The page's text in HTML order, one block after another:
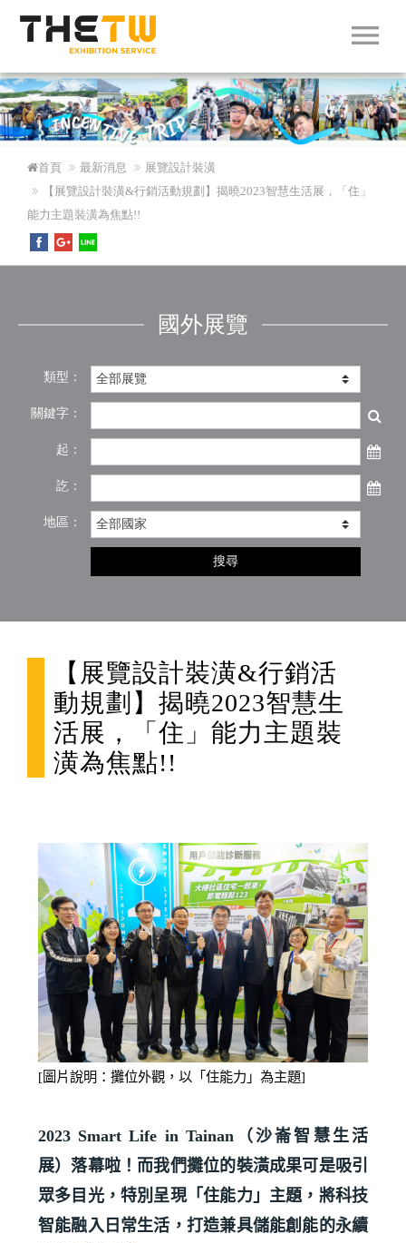
menu
首頁 最新消息
展覽設計裝潢
【展覽設計裝潢&行銷活動規劃】揭曉2023智慧生活展，「住」
能力主題裝潢為焦點!!
國外展覽
類型：
關鍵字：
起：
訖：
地區：
搜尋
【展覽設計裝潢&行銷活
動規劃】揭曉2023智慧生
活展，「住」能力主題裝
潢為焦點!!
[圖片說明：攤位外觀，以「住能力」為主題]
2023 Smart Life in Tainan（沙崙智慧生活
展）落幕啦！而我們攤位的裝潢成果可是吸引
眾多目光，特別呈現「住能力」主題，將科技
智能融入日常生活，打造兼具儲能創能的永續